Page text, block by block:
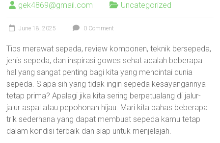
gek4869@gmail.com Uncategorized
June 18, 2025 0 Comment
Tips merawat sepeda, review komponen, teknik bersepeda,
jenis sepeda, dan inspirasi gowes sehat adalah beberapa
hal yang sangat penting bagi kita yang mencintai dunia
sepeda. Siapa sih yang tidak ingin sepeda kesayangannya
tetap prima? Apalagi jika kita sering berpetualang di jalur-
jalur aspal atau pepohonan hijau. Mari kita bahas beberapa
trik sederhana yang dapat membuat sepeda kamu tetap
dalam kondisi terbaik dan siap untuk menjelajah.